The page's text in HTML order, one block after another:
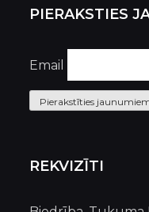
PIERAKSTIES
Email
Pierakstīties
REKVIZĪTI